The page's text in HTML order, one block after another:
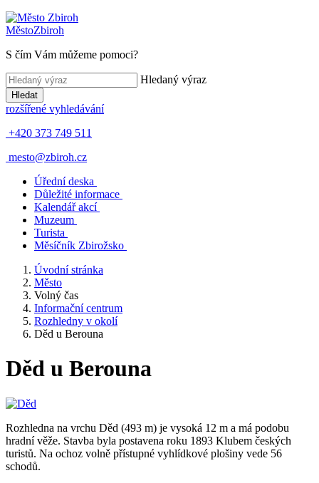
MěstoZbiroh
S čím Vám můžeme pomoci?
Hledaný výraz
Hledat
rozšířené vyhledávání
+420 373 749 511
mesto@zbiroh.cz
Úřední deska
Důležité informace
Kalendář akcí
Muzeum
Turista
Měsíčník Zbirožsko
Úvodní stránka
Město
Volný čas
Informační centrum
Rozhledny v okolí
Děd u Berouna
Děd u Berouna
Rozhledna na vrchu Děd (493 m) je vysoká 12 m a má podobu
hradní věže. Stavba byla postavena roku 1893 Klubem českých
turistů. Na ochoz volně přístupné vyhlídkové plošiny vede 56
schodů.